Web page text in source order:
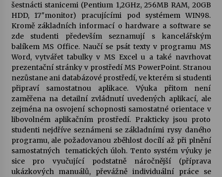
Vysočinka
17. 7. 2026
Ozvěny prázdnin
14. 7. 2026
Za kulturou kousek za Humpolec. V Želivě ožije
odkaz Josefa Čapka
13. 7. 2026
Varhanní recitál Michala Novenka v Klášteře
Želiv
3. 7. 2026
šestnácti stanicemi (Pentium 1,2GHz, 256MB RAM, 20GB
HDD, 17″monitor) pracujícími pod systémem WIN98.
Kromě základních informací o hardware a software se
zde studenti především seznamují s kancelářským
balíkem MS Office. Naučí se psát texty v programu MS
Word, vytvářet tabulky v MS Excel u a také navrhovat
prezentační stránky v prostředí MS PowerPoint. Stranou
nezůstane ani databázové prostředí, ve kterém si studenti
připraví samostatnou aplikace. Výuka přitom není
zaměřena na detailní zvládnutí uvedených aplikací, ale
zejména na osvojení schopnosti samostatné orientace v
libovolném aplikačním prostředí. Prakticky jsou proto
studenti nejdříve seznámeni se základními rysy daného
programu, ale požadovanou zběhlost docílí až při plnění
samostatných tematických úloh. Tento systém výuky je
sice pro vyučující podstatně náročnější (příprava
ukázkových manuálů, převážně individuální práce se